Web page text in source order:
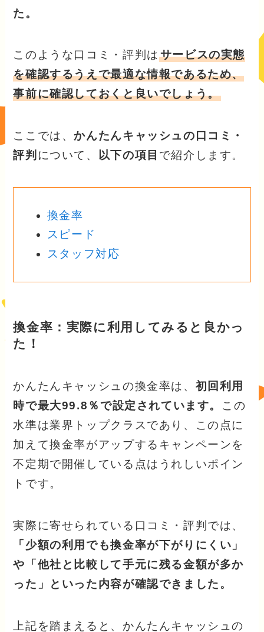
た。
このような口コミ・評判は サービスの実態
を確認するうえで最適な情報であるため、
事前に確認しておくと良いでしょう。
ここでは、かんたんキャッシュの口コミ・
評判 について、 以下の項目 で紹介します。
換金率
スピード
スタッフ対応
換金率：実際に利用してみると良かっ
た！
かんたんキャッシュの換金率は、 初回利用
時で最大99.8％で設定されています。 この
水準は業界トップクラスであり、この点に
加えて換金率がアップするキャンペーンを
不定期で開催している点はうれしいポイン
トです。
実際に寄せられている口コミ・評判では、
「少額の利用でも換金率が下がりにくい」
や「他社と比較して手元に残る金額が多か
った」といった内容が確認できました。
上記を踏まえると、かんたんキャッシュの